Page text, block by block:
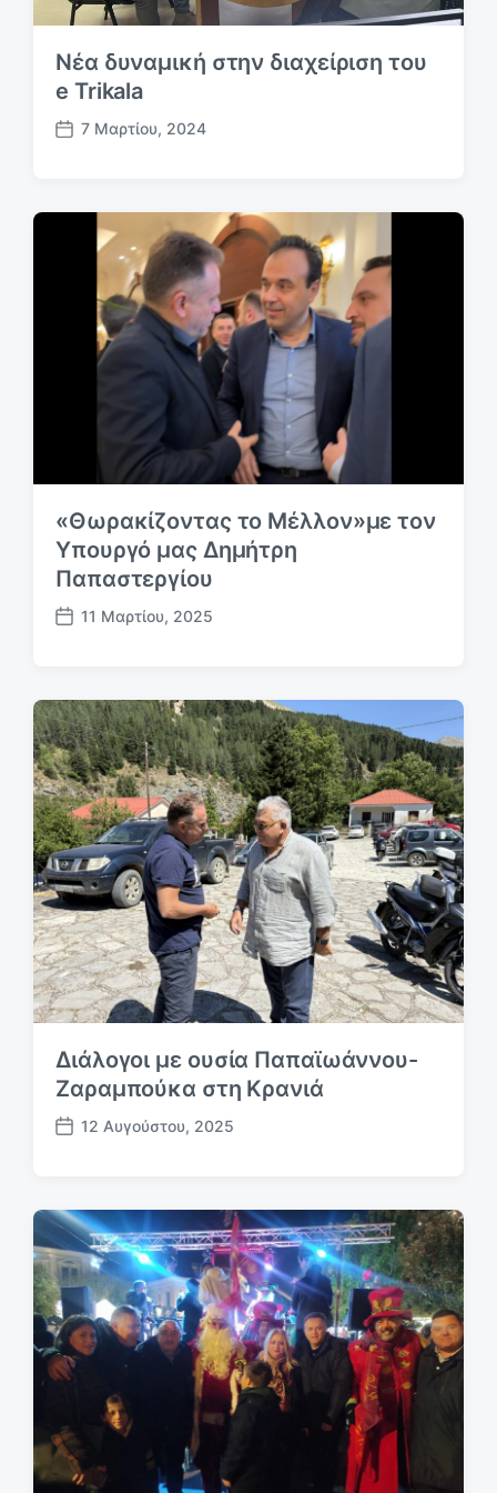
Νέα δυναμική στην διαχείριση του
e Trikala
Η
δ
7 Μαρτίου, 2024
«Θωρακίζοντας το Μέλλον»με τον
Υπουργό μας Δημήτρη
Παπαστεργίου
Η
δ
η
μ
ο
σ
ί
ε
υ
σ
η
ς
11 Μαρτίου, 2025
Διάλογοι με ουσία Παπαϊωάννου-
Ζαραμπούκα στη Κρανιά
Η
δ
η
μ
ο
σ
ί
ε
υ
ς
12 Αυγούστου, 2025